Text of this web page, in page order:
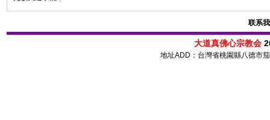
联系
大道真佛心宗教会
地址ADD：台灣省桃園縣八德市